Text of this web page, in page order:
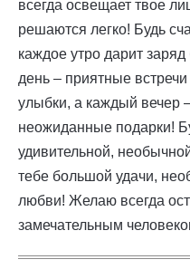
всегда освещает твое
решаются легко! Будь
каждое утро дарит
день – приятные
улыбки, а каждый вечер
неожиданные подарки!
удивительной,
тебе большой удачи,
любви! Желаю всегда
замечательным